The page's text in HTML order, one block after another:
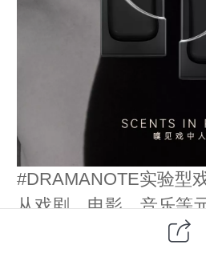
#DRAMANOTE实验型
从戏剧、电影、音乐等
感，赋予DRAMA感官